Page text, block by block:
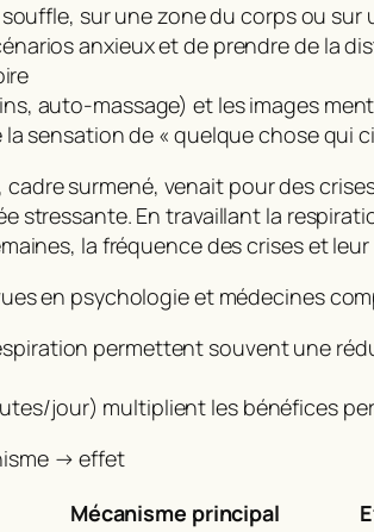
sur une zone du corps ou
anxieux et de prendre de la
auto-massage) et les images
sensation de « quelque chose qui
surmené, venait pour des
stressante. En travaillant la
la fréquence des crises et
en psychologie et médecines
permettent souvent une
jour) multiplient les bénéfices
→ effet
Mécanisme principal